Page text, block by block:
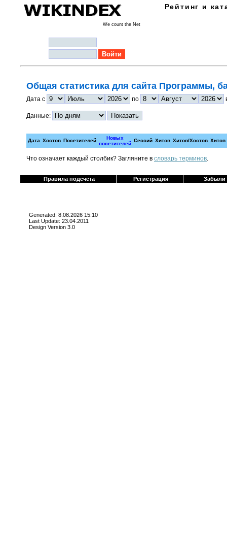
Рейтинг и
We count the Net
Общая статистика для сайта Программы,
Дата с по
Данные:
Дата Хостов Посетителей
Новых
посетителей
Сессий Хитов Хитов/Хостов Хитов
Что означает каждый столбик? Загляните в cловарь терминов.
Правила подсчета Регистрация Забыли
Generated: 8.08.2026 15:10
Last Update: 23.04.2011
Design Version 3.0